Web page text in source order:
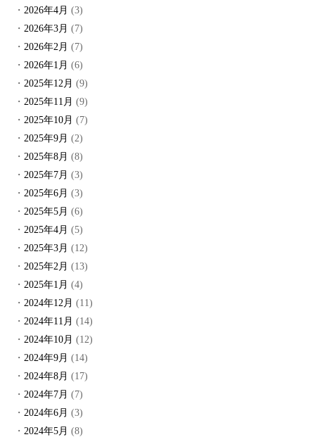
2026年4月 (3)
2026年3月 (7)
2026年2月 (7)
2026年1月 (6)
2025年12月 (9)
2025年11月 (9)
2025年10月 (7)
2025年9月 (2)
2025年8月 (8)
2025年7月 (3)
2025年6月 (3)
2025年5月 (6)
2025年4月 (5)
2025年3月 (12)
2025年2月 (13)
2025年1月 (4)
2024年12月 (11)
2024年11月 (14)
2024年10月 (12)
2024年9月 (14)
2024年8月 (17)
2024年7月 (7)
2024年6月 (3)
2024年5月 (8)